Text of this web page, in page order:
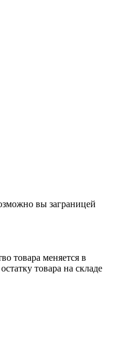
вы заграницей
товара меняется в
товара на складе